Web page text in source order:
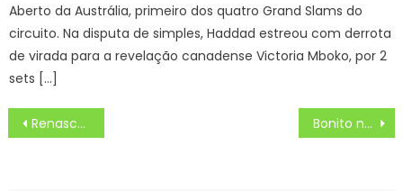
Aberto da Austrália, primeiro dos quatro Grand Slams do
circuito. Na disputa de simples, Haddad estreou com derrota
de virada para a revelação canadense Victoria Mboko, por 2
sets […]
Navegação
de
Renascer Lua de Mel entre Buba e Augusto e nudez causa espanto no noivo ‘NUNCA’ Bonito não possui exigências sobre padrões de lixeiras domiciliares dispostas em calçadas – Prefeitura Municipal de Bonito